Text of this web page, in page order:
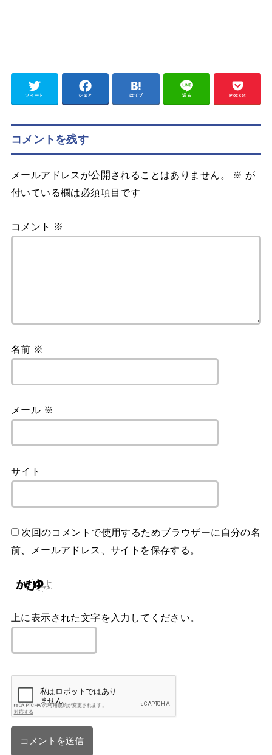
ツイート シェア はてブ 送る Pocket
コメントを残す
メールアドレスが公開されることはありません。 ※ が
付いている欄は必須項目です
コメント ※
名前 ※
メール ※
サイト
次回のコメントで使用するためブラウザーに自分の名
前、メールアドレス、サイトを保存する。
上に表示された文字を入力してください。